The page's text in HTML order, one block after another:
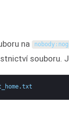
na nobody:
souboru.
.txt